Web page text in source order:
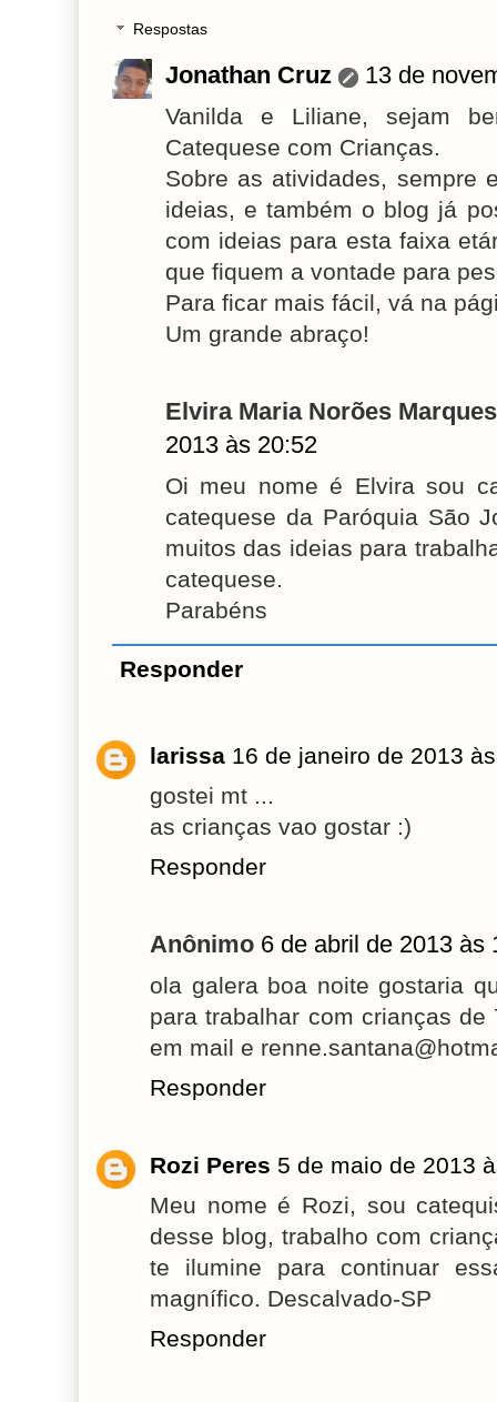
Respostas
Jonathan Cruz 13 de
Vanilda e Liliane, sejam
Catequese com Crianças.
Sobre as atividades, sempre
ideias, e também o blog já
com ideias para esta faixa
que fiquem a vontade para
Para ficar mais fácil, vá na
Um grande abraço!
Elvira Maria Norões
2013 às 20:52
Oi meu nome é Elvira sou
catequese da Paróquia São
muitos das ideias para
catequese.
Parabéns
Responder
larissa 16 de janeiro de 2013
gostei mt ...
as crianças vao gostar :)
Responder
Anônimo 6 de abril de 2013 às
ola galera boa noite gostaria
para trabalhar com crianças
em mail e
Responder
Rozi Peres 5 de maio de 2013
Meu nome é Rozi, sou
desse blog, trabalho com
te ilumine para continuar
magnífico. Descalvado-SP
Responder